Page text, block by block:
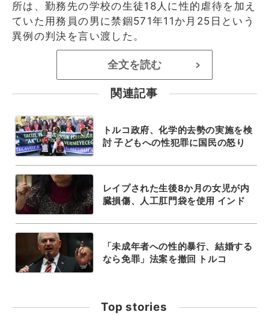
所は、勤務先の学校の生徒18人に性的虐待を加え
ていた用務員の男に禁錮571年11か月25日という
異例の判決を言い渡した。
全文を読む >
関連記事
トルコ政府、化学的去勢の実施を検
討 子どもへの性犯罪に国民の怒り
レイプされた生後8か月の女児が内
臓損傷、人工肛門袋を使用 インド
「未成年者への性的暴行、結婚する
なら免罪」法案を撤回 トルコ
Top stories